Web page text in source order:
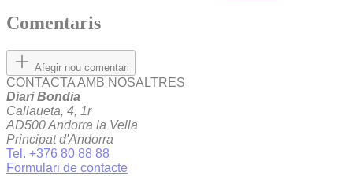
Comentaris
Afegir nou comentari
CONTACTA AMB NOSALTRES
Diari Bondia
Callaueta, 4, 1r
AD500 Andorra la Vella
Principat d'Andorra
Tel. +376 80 88 88
Formulari de contacte